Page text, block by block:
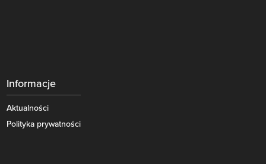
Informacje
Aktualności
Polityka prywatności